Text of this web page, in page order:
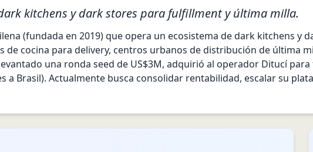
kitchens y dark stores para fulfillment y última milla.
(fundada en 2019) que opera un ecosistema de dark kitchens y
de cocina para delivery, centros urbanos de distribución de última
una ronda seed de US$3M, adquirió al operador Ditucí
a Brasil). Actualmente busca consolidar rentabilidad, escalar su